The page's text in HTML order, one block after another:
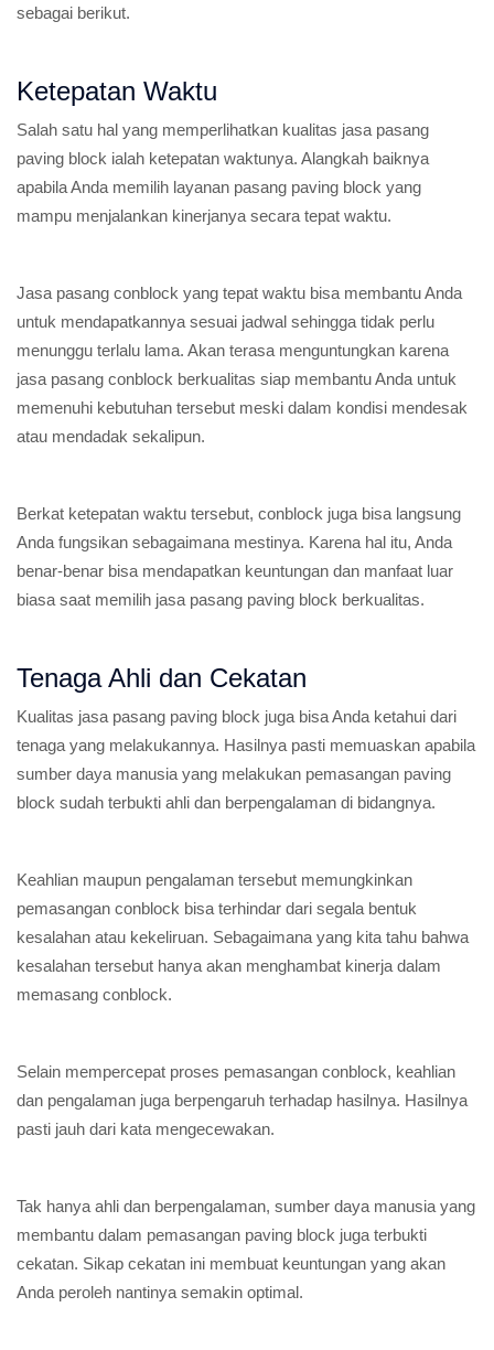
sebagai berikut.
Ketepatan Waktu
Salah satu hal yang memperlihatkan kualitas jasa pasang
paving block ialah ketepatan waktunya. Alangkah baiknya
apabila Anda memilih layanan pasang paving block yang
mampu menjalankan kinerjanya secara tepat waktu.
Jasa pasang conblock yang tepat waktu bisa membantu Anda
untuk mendapatkannya sesuai jadwal sehingga tidak perlu
menunggu terlalu lama. Akan terasa menguntungkan karena
jasa pasang conblock berkualitas siap membantu Anda untuk
memenuhi kebutuhan tersebut meski dalam kondisi mendesak
atau mendadak sekalipun.
Berkat ketepatan waktu tersebut, conblock juga bisa langsung
Anda fungsikan sebagaimana mestinya. Karena hal itu, Anda
benar-benar bisa mendapatkan keuntungan dan manfaat luar
biasa saat memilih jasa pasang paving block berkualitas.
Tenaga Ahli dan Cekatan
Kualitas jasa pasang paving block juga bisa Anda ketahui dari
tenaga yang melakukannya. Hasilnya pasti memuaskan apabila
sumber daya manusia yang melakukan pemasangan paving
block sudah terbukti ahli dan berpengalaman di bidangnya.
Keahlian maupun pengalaman tersebut memungkinkan
pemasangan conblock bisa terhindar dari segala bentuk
kesalahan atau kekeliruan. Sebagaimana yang kita tahu bahwa
kesalahan tersebut hanya akan menghambat kinerja dalam
memasang conblock.
Selain mempercepat proses pemasangan conblock, keahlian
dan pengalaman juga berpengaruh terhadap hasilnya. Hasilnya
pasti jauh dari kata mengecewakan.
Tak hanya ahli dan berpengalaman, sumber daya manusia yang
membantu dalam pemasangan paving block juga terbukti
cekatan. Sikap cekatan ini membuat keuntungan yang akan
Anda peroleh nantinya semakin optimal.